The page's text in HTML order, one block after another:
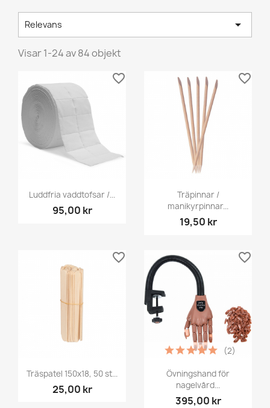
Relevans 
Visar 1-24 av 84 objekt
Luddfria vaddtofsar /...
95,00 kr
favorite_border
Träpinnar /
manikyrpinnar...
19,50 kr
favorite_border
Träspatel 150x18, 50 st...
25,00 kr
favorite_border
Övningshand för
nagelvård...
395,00 kr
(2)
favorite_border